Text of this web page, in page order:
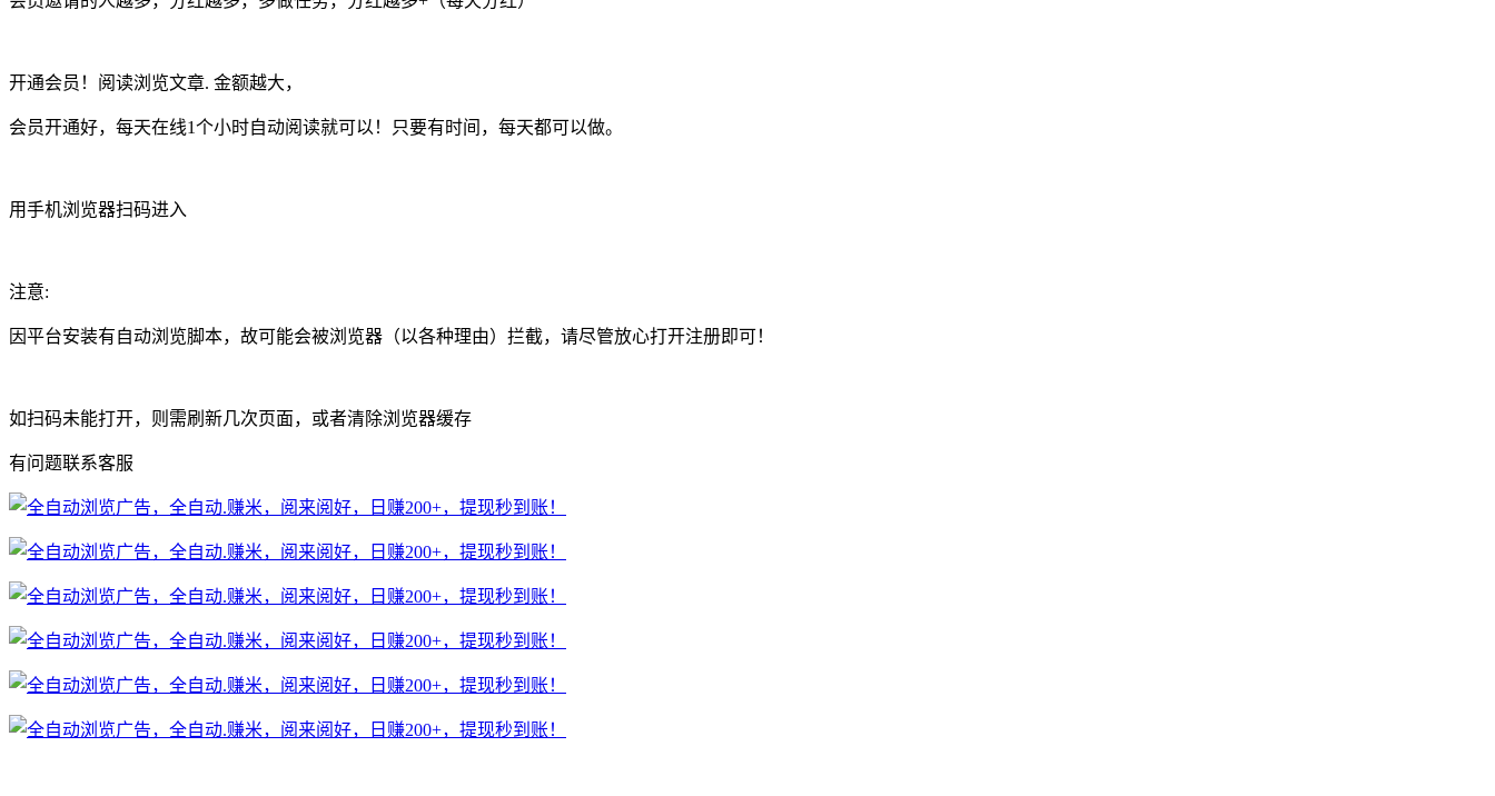
开通会员！阅读浏览文章. 金额越大，
会员开通好，每天在线1个小时自动阅读就可以！只要有时间，每天都可以做。
用手机浏览器扫码进入
注意:
因平台安装有自动浏览脚本，故可能会被浏览器（以各种理由）拦截，请尽管放心打开注册即可！
如扫码未能打开，则需刷新几次页面，或者清除浏览器缓存
有问题联系客服